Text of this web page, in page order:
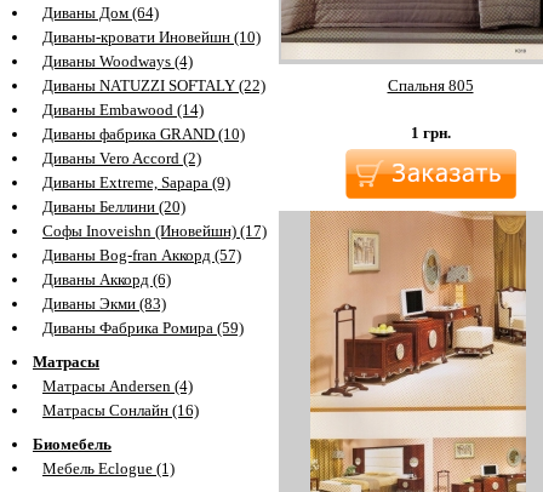
Диваны Дом (64)
Диваны-кровати Иновейшн (10)
Диваны Woodways (4)
Диваны NATUZZI SOFTALY (22)
Диваны Embawood (14)
Диваны фабрика GRAND (10)
Диваны Vero Accord (2)
Диваны Extreme, Sapapa (9)
Диваны Беллини (20)
Софы Inoveishn (Иновейшн) (17)
Диваны Bog-fran Аккорд (57)
Диваны Аккорд (6)
Диваны Экми (83)
Диваны Фабрика Ромира (59)
Матрасы
Матрасы Andersen (4)
Матрасы Сонлайн (16)
Биомебель
Мебель Eclogue (1)
Спальня 805
1 грн.